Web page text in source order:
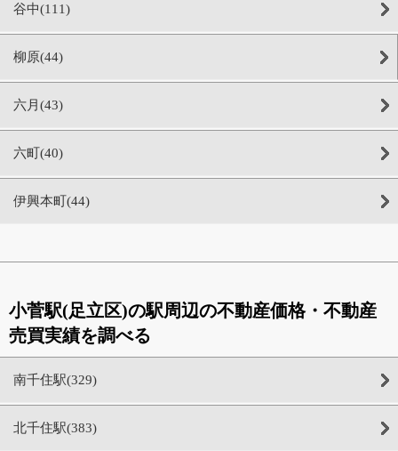
谷中(111)
柳原(44)
六月(43)
六町(40)
伊興本町(44)
小菅駅(足立区)の駅周辺の不動産価格・不動産
売買実績を調べる
南千住駅(329)
北千住駅(383)